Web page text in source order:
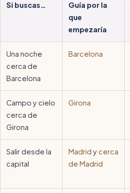
Si buscas…
Guía por la
que
empezaría
Una noche
cerca de
Barcelona
Barcelona
Campo y cielo
cerca de
Girona
Girona
Salir desde la
capital
Madrid ycerca
de Madrid